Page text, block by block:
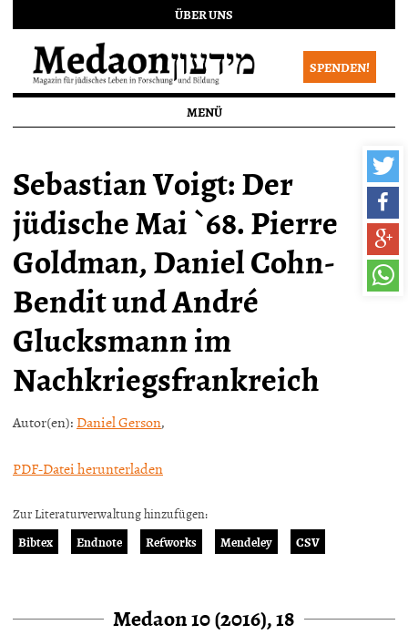
ÜBER UNS
SPENDEN!
MENÜ
Sebastian Voigt: Der
jüdische Mai `68. Pierre
Goldman, Daniel Cohn-
Bendit und André
Glucksmann im
Nachkriegsfrankreich
Autor(en): Daniel Gerson,
PDF-Datei herunterladen
Zur Literaturverwaltung hinzufügen:
Bibtex
Endnote Refworks Mendeley CSV
Medaon 10 (2016), 18